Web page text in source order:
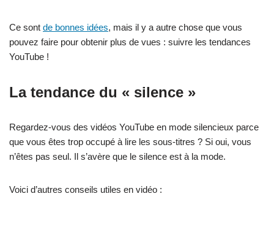
Ce sont de bonnes idées, mais il y a autre chose que vous
pouvez faire pour obtenir plus de vues : suivre les tendances
YouTube !
La tendance du « silence »
Regardez-vous des vidéos YouTube en mode silencieux parce
que vous êtes trop occupé à lire les sous-titres ? Si oui, vous
n’êtes pas seul. Il s’avère que le silence est à la mode.
Voici d’autres conseils utiles en vidéo :